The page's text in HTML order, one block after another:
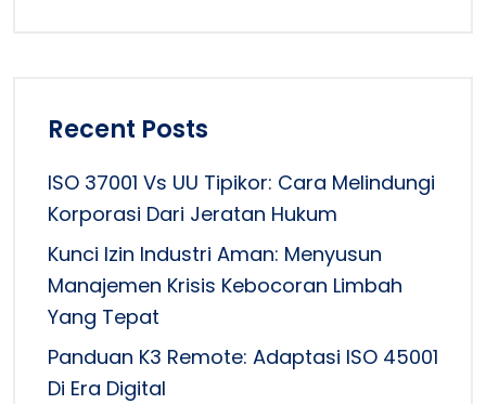
Recent Posts
ISO 37001 Vs UU Tipikor: Cara Melindungi
Korporasi Dari Jeratan Hukum
Kunci Izin Industri Aman: Menyusun
Manajemen Krisis Kebocoran Limbah
Yang Tepat
Panduan K3 Remote: Adaptasi ISO 45001
Di Era Digital